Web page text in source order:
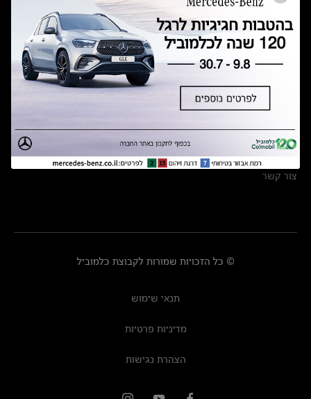
תקנון ימי מכירות 120 לכלמוביל
מצאו אותנו
אולמות תצוגה
מרכזי שירות
צור קשר
© כל הזכויות שמורות לקבוצת כלמוביל
תנאי שימוש
מדיניות פרטיות
הצהרת נגישות